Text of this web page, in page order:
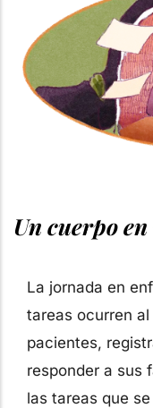
Un cuerpo
La jornada en
tareas ocurren
pacientes,
responder a sus
las tareas que